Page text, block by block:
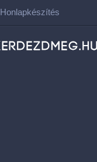
Honlapkészítés